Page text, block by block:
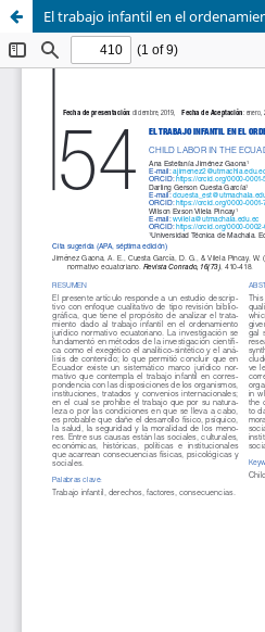
El trabajo infantil en el